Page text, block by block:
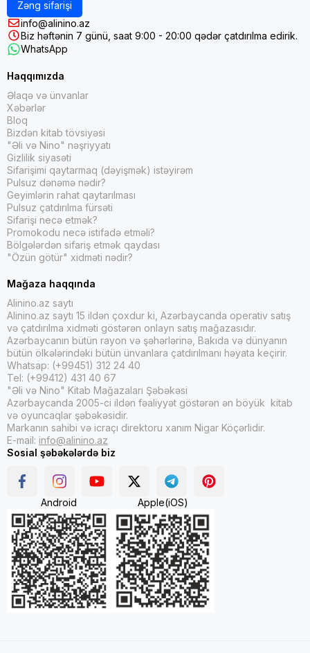
Zəng sifarişi
info@alinino.az
Biz həftənin 7 günü, saat 9:00 - 20:00 qədər çatdırılma edirik.
WhatsApp
Haqqımızda
Əlaqə və ünvanlar
Xəbərlər
Bloq
Bizdən kitab tövsiyəsi
"Əli və Nino" nəşriyyatı
Gizlilik siyasəti
Sifarişimi qaytarmaq (dəyişmək) istəyirəm
Pulsuz dənəmə nədir?
Geyimlərin rahat qaytarılması
Pulsuz çatdırılma fürsəti
Sifarişi necə etmək?
Promokodu necə istifadə etməli?
Bölgələrdən sifariş etmək qaydası
"Özün götür" xidməti nədir?
Mağaza haqqında
Alinino.az saytı
Alinino.az saytı 15 ildən çoxdur ki, Azərbaycanda operativ satış
və çatdırılma xidməti göstərən onlayn satış mağazasıdır.
Azərbaycanın bütün rayon və şəhərlərinə, Bakıda və dünyanın
bütün ölkələrindəki bütün ünvanlara çatdırılmanı həyata keçirir.
Whatsap: (+99451) 312 24 40
Tel: (+99412) 431 40 67
"Əli və Nino" Kitab Mağazaları Şəbəkəsi
Azərbaycanda 2005-ci ildən fəaliyyət göstərən ən böyük kitab
və oyuncaqlar şəbəkəsidir.
Markanın sahibi və icraçı direktoru xanım Nigar Köçərlidir.
E-mail: info@alinino.az
Sosial şəbəkələrdə biz
Android Apple(iOS)